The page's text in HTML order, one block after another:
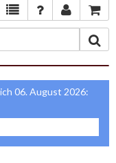
06. August 2026: